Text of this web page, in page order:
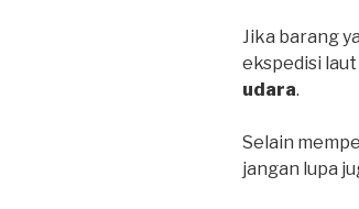
Jika barang
ekspedisi
udara.
Selain
jangan lupa